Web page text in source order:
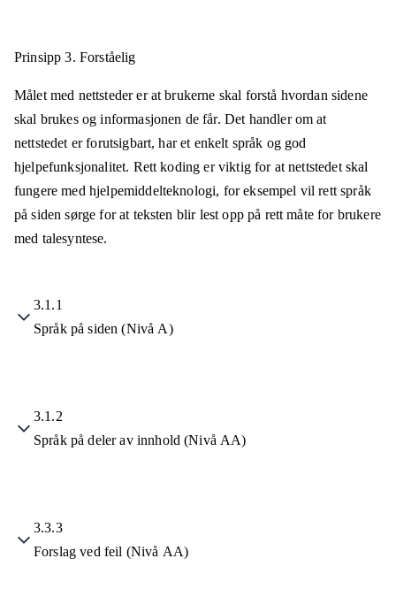
Prinsipp 3. Forståelig
Målet med nettsteder er at brukerne skal forstå hvordan sidene
skal brukes og informasjonen de får. Det handler om at
nettstedet er forutsigbart, har et enkelt språk og god
hjelpefunksjonalitet. Rett koding er viktig for at nettstedet skal
fungere med hjelpemiddelteknologi, for eksempel vil rett språk
på siden sørge for at teksten blir lest opp på rett måte for brukere
med talesyntese.
3.1.1
Språk på siden (Nivå A)
3.1.2
Språk på deler av innhold (Nivå AA)
3.3.3
Forslag ved feil (Nivå AA)